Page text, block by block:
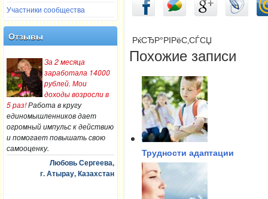
Участники сообщества
Отзывы
За 2 месяца
заработала 14000
рублей. Мои
доходы возросли в
5 раз!Работа в кругу
единомышленников дает
огромный импульс к действию
и помогает повышать свою
самооценку.
Любовь Сергеева,
г. Атырау, Казахстан
РќСЂР°РІРёС‚СЃСЏ
Похожие записи
Трудности адаптации